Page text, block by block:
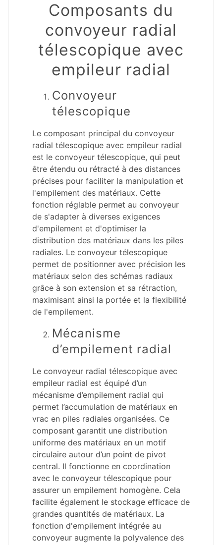
Composants du
convoyeur radial
télescopique avec
empileur radial
Convoyeur
télescopique
Le composant principal du convoyeur
radial télescopique avec empileur radial
est le convoyeur télescopique, qui peut
être étendu ou rétracté à des distances
précises pour faciliter la manipulation et
l'empilement des matériaux. Cette
fonction réglable permet au convoyeur
de s'adapter à diverses exigences
d'empilement et d'optimiser la
distribution des matériaux dans les piles
radiales. Le convoyeur télescopique
permet de positionner avec précision les
matériaux selon des schémas radiaux
grâce à son extension et sa rétraction,
maximisant ainsi la portée et la flexibilité
de l'empilement.
Mécanisme
d’empilement radial
Le convoyeur radial télescopique avec
empileur radial est équipé d’un
mécanisme d’empilement radial qui
permet l’accumulation de matériaux en
vrac en piles radiales organisées. Ce
composant garantit une distribution
uniforme des matériaux en un motif
circulaire autour d’un point de pivot
central. Il fonctionne en coordination
avec le convoyeur télescopique pour
assurer un empilement homogène. Cela
facilite également le stockage efficace de
grandes quantités de matériaux. La
fonction d'empilement intégrée au
convoyeur augmente la polyvalence des